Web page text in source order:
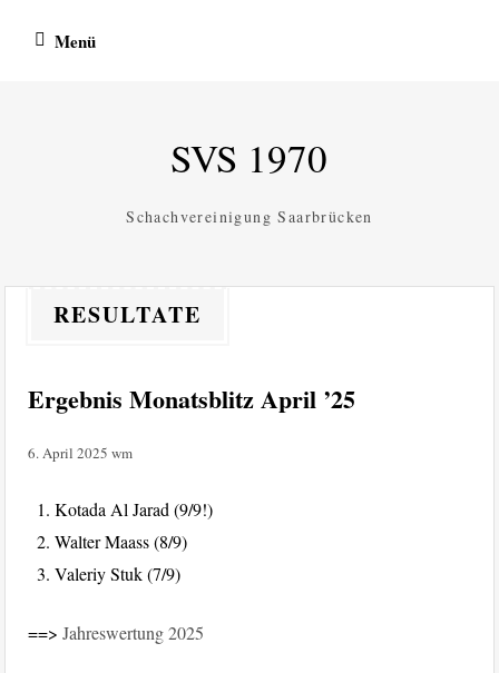
Inhalt Menü
SVS 1970
Schachvereinigung Saarbrücken
RESULTATE
Ergebnis Monatsblitz April ’25
6. April 2025 wm
Kotada Al Jarad (9/9!)
Walter Maass (8/9)
Valeriy Stuk (7/9)
==>Jahreswertung 2025